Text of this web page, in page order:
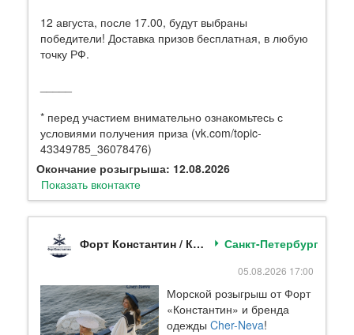
12 августа, после 17.00, будут выбраны
победители! Доставка призов бесплатная, в любую
точку РФ.
* перед участием внимательно ознакомьтесь с
условиями получения приза (vk.com/topic-
43349785_36078476)
Окончание розыгрыша: 12.08.2026
Показать вконтакте
Форт Константин / Кронштадт / Официальный паблик Санкт-Петербург
05.08.2026 17:00
Морской розыгрыш от Форт
«Константин» и бренда
одежды Cher-Neva!